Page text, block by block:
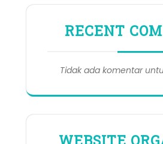
RECENT
Tidak ada komentar